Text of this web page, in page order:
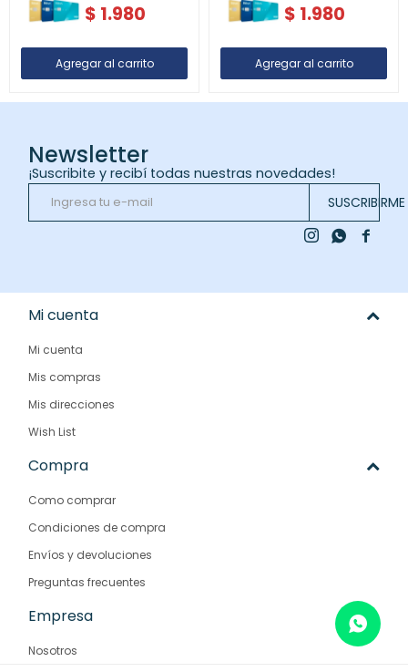
$ 1.980
$ 1.980
Newsletter
¡Suscribite y recibí todas nuestras novedades!
SUSCRIBIRME

 
Mi cuenta
Mi cuenta
Mis compras
Mis direcciones
Wish List
Compra
Como comprar
Condiciones de compra
Envíos y devoluciones
Preguntas frecuentes
Empresa
Nosotros